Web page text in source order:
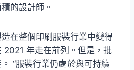
的設計師。
在整個印刷服裝行業中變得
2021 年走在前列。但是，批
“服裝行業仍處於與可持續